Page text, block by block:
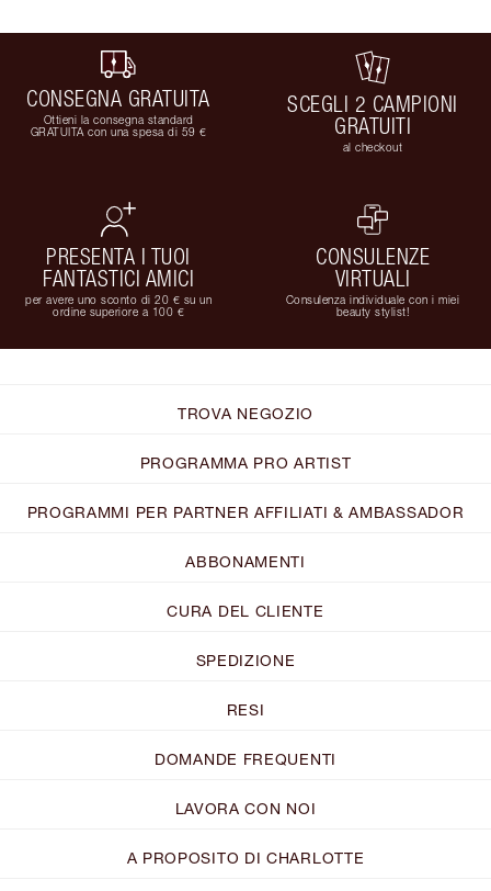
CONSEGNA GRATUITA
Ottieni la consegna standard
GRATUITA con una spesa di 59 €
SCEGLI 2 CAMPIONI
GRATUITI
al checkout
PRESENTA I TUOI
FANTASTICI AMICI
per avere uno sconto di 20 € su un
ordine superiore a 100 €
CONSULENZE
VIRTUALI
Consulenza individuale con i miei
beauty stylist!
TROVA NEGOZIO
PROGRAMMA PRO ARTIST
PROGRAMMI PER PARTNER AFFILIATI & AMBASSADOR
ABBONAMENTI
CURA DEL CLIENTE
SPEDIZIONE
RESI
DOMANDE FREQUENTI
LAVORA CON NOI
A PROPOSITO DI CHARLOTTE